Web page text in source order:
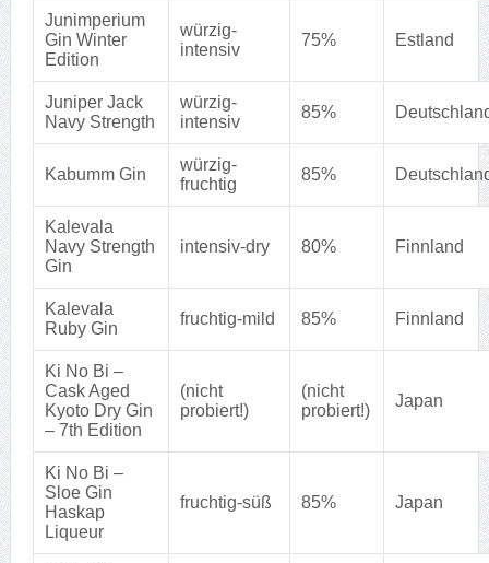
Junimperium
Gin Winter
Edition
würzig-
intensiv
75% Estland
Juniper Jack
Navy Strength
würzig-
intensiv
85%
Kabumm Gin
würzig-
fruchtig
85%
Kalevala
Navy Strength
Gin
intensiv-dry 80% Finnland
Kalevala
Ruby Gin
fruchtig-mild 85% Finnland
Ki No Bi –
Cask Aged
Kyoto Dry Gin
– 7th Edition
(nicht
probiert!)
(nicht
probiert!)
Japan
Ki No Bi –
Sloe Gin
Haskap
Liqueur
fruchtig-süß 85% Japan